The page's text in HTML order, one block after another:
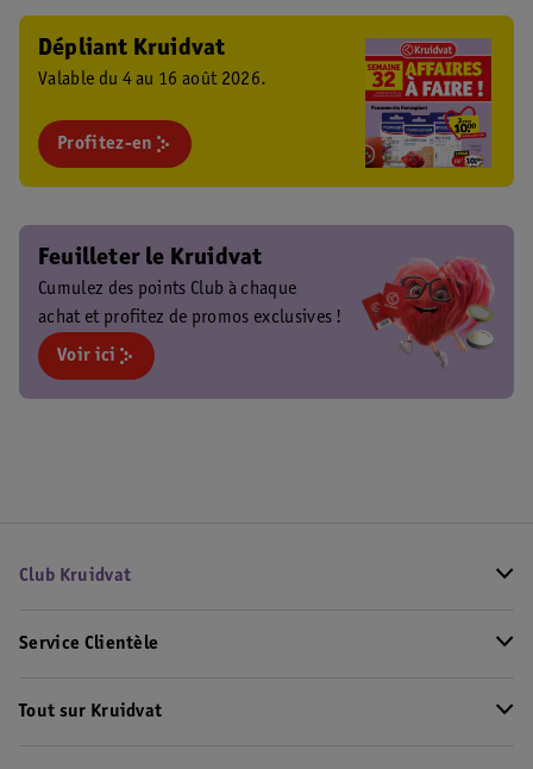
Dépliant Kruidvat
Valable du 4 au 16 août 2026.
Profitez-en
Feuilleter le Kruidvat
Cumulez des points Club à chaque
achat et profitez de promos exclusives !
Voir ici
Club Kruidvat
Service Clientèle
Tout sur Kruidvat